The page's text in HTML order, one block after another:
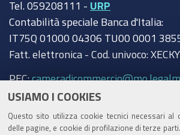
USIAMO I COOKIES
Questo sito utilizza cookie tecnici necessari al
delle pagine, e cookie di profilazione di terze
Tel. 059208111 - URP
Contabilità speciale Banca d'Italia:
IT75Q 01000 04306 TU00 0001
Fatt. elettronica - Cod. univoco:
PEC:
Trasparenza
Amministrazione trasparente